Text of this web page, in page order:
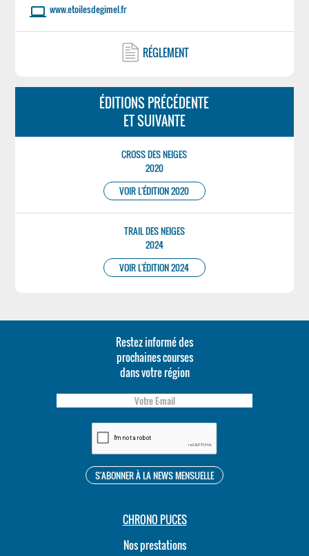
laptop www.etoilesdegimel.fr
RÉGLEMENT
ÉDITIONS PRÉCÉDENTE
ET SUIVANTE
CROSS DES NEIGES
2020
VOIR L'ÉDITION 2020
TRAIL DES NEIGES
2024
VOIR L'ÉDITION 2024
Restez informé des
prochaines courses
dans votre région
CHRONO PUCES
Nos prestations